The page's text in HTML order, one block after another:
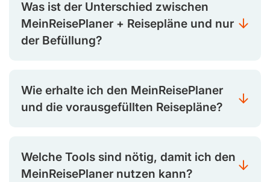
Was ist der Unterschied zwischen
MeinReisePlaner + Reisepläne und nur
der Befüllung?
Wie erhalte ich den MeinReisePlaner
und die vorausgefüllten Reisepläne?
Welche Tools sind nötig, damit ich den
MeinReisePlaner nutzen kann?